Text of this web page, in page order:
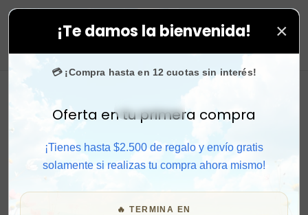
¡Te damos la bienvenida! ×
💳 ¡Compra hasta en 12 cuotas sin interés!
Activar sonido
Oferta en tu primera compra
¡Tienes hasta $2.500 de regalo y envío gratis
solamente si realizas tu compra ahora mismo!
🔥 TERMINA EN
+ 🎁 cupones de regalo para próximas